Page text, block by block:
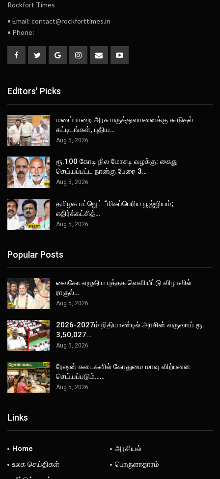
Rockfort Times
• Email: contact@rockforttimes.in
• Phone:
Editors' Picks
மணப்பாறை அரசு மருத்துவமனைக்கு கூடுதல்
கட்டிடங்கள், புதிய…
Aug 5, 2026
ரூ.100 கோடி நில மோசடி வழக்கு: கைது
செய்யப்பட்ட நான்கு பேரை 3…
Aug 5, 2026
தமிழக பட்ஜெட் “மிகப்பெரிய பூஜ்ஜியம்;
எதிர்க்கட்சித்…
Aug 5, 2026
Popular Posts
வைகோ எழுதிய புத்தக வெளியீட்டு விழாவில்
ராகுல்…
Aug 5, 2026
2026-2027ம் நிதியாண்டில் அரசின் வருவாய் ரூ.
3,50,027…
Aug 5, 2026
ரேஷன் கடைகளில் கோதுமை மாவு விற்பனை
செய்யப்படும்……
Aug 5, 2026
Links
Home
அரசியல்
உலக செய்திகள்
பொருளாதாரம்